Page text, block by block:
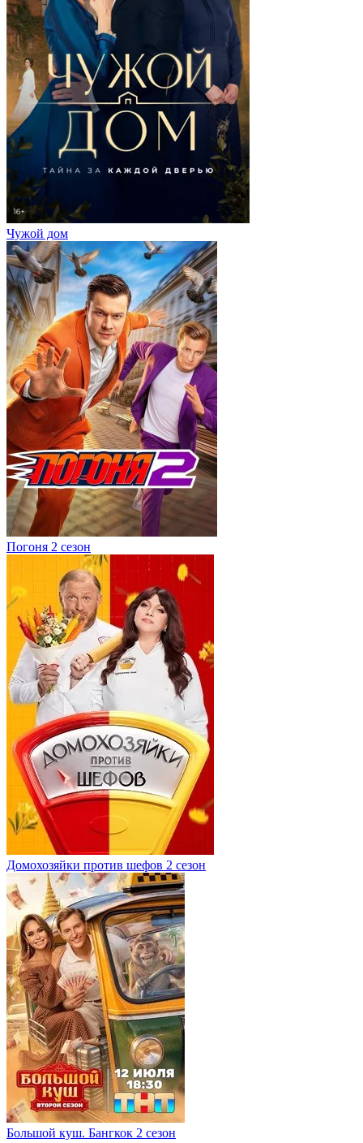
Чужой дом
Погоня 2 сезон
Домохозяйки против шефов 2 сезон
Большой куш. Бангкок 2 сезон